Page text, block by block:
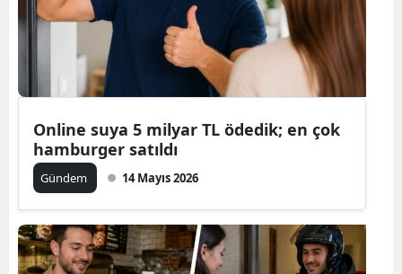
Online suya 5 milyar TL ödedik; en çok
hamburger satıldı
Gündem 14 Mayıs 2026